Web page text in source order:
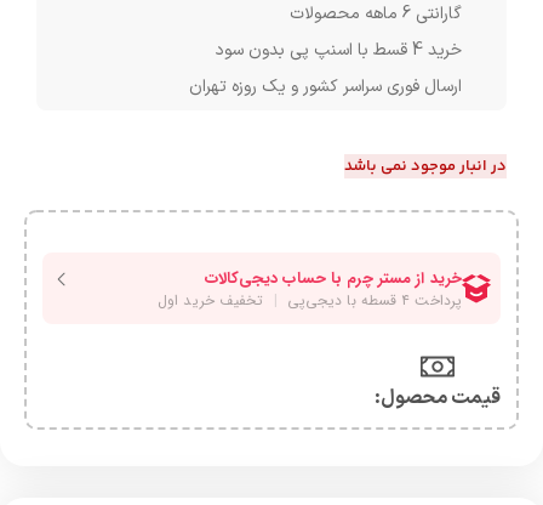
گارانتی 6 ماهه محصولات
خرید 4 قسط با اسنپ پی بدون سود
ارسال فوری سراسر کشور و یک روزه تهران
در انبار موجود نمی باشد
قیمت محصول:​